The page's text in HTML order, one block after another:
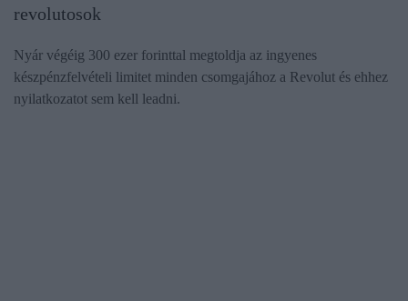
revolutosok
Nyár végéig 300 ezer forinttal megtoldja az ingyenes
készpénzfelvételi limitet minden csomgajához a Revolut és ehhez
nyilatkozatot sem kell leadni.